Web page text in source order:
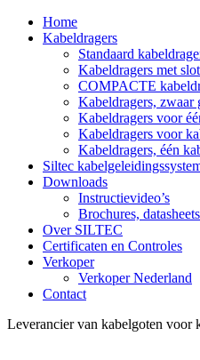
Home
Kabeldragers
Standaard
Kabeldragers met slot
COMPACTE
Kabeldragers, zwaar
Kabeldragers voor
Kabeldragers voor
Kabeldragers, één
Siltec
Downloads
Instructievideo’s
Brochures,
Over SILTEC
Certificaten en Controles
Verkoper
Verkoper Nederland
Contact
Leverancier van kabelgoten voor